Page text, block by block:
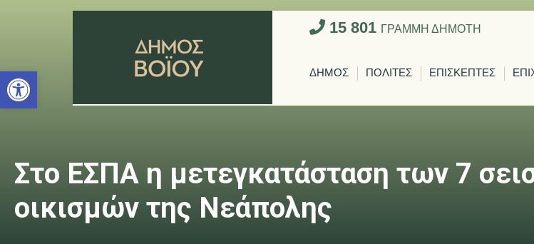
Ανοίξτε τη γραμμή εργαλείων
15 801 ΓΡΑΜΜΗ ΔΗΜΟΤΗ
ΔΗΜΟΣ ΠΟΛΙΤΕΣ ΕΠΙΣΚΕΠΤΕΣ
Στο ΕΣΠΑ η μετεγκατάσταση των 7
οικισμών της Νεάπολης